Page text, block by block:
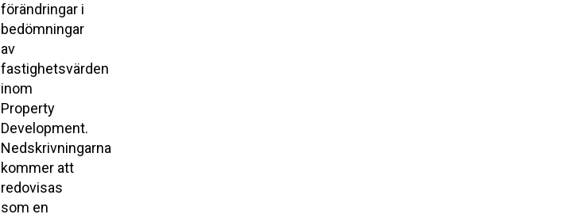
förändringar i
bedömningar
av
fastighetsvärden
inom
Property
Development.
Nedskrivningarna
kommer att
redovisas
som en